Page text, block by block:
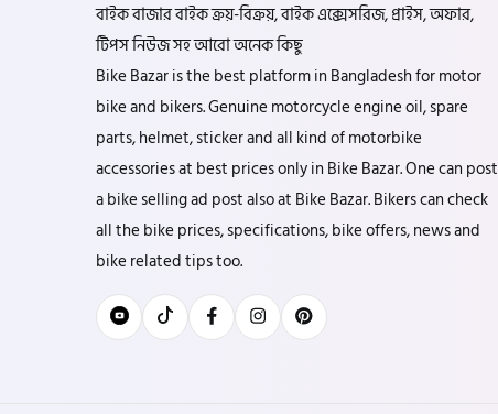
বাইক বাজার বাইক ক্রয়-বিক্রয়, বাইক এক্সেসরিজ, প্রাইস, অফার,
টিপস নিউজ সহ আরো অনেক কিছু
Bike Bazar is the best platform in Bangladesh for motor
bike and bikers. Genuine motorcycle engine oil, spare
parts, helmet, sticker and all kind of motorbike
accessories at best prices only in Bike Bazar. One can post
a bike selling ad post also at Bike Bazar. Bikers can check
all the bike prices, specifications, bike offers, news and
bike related tips too.